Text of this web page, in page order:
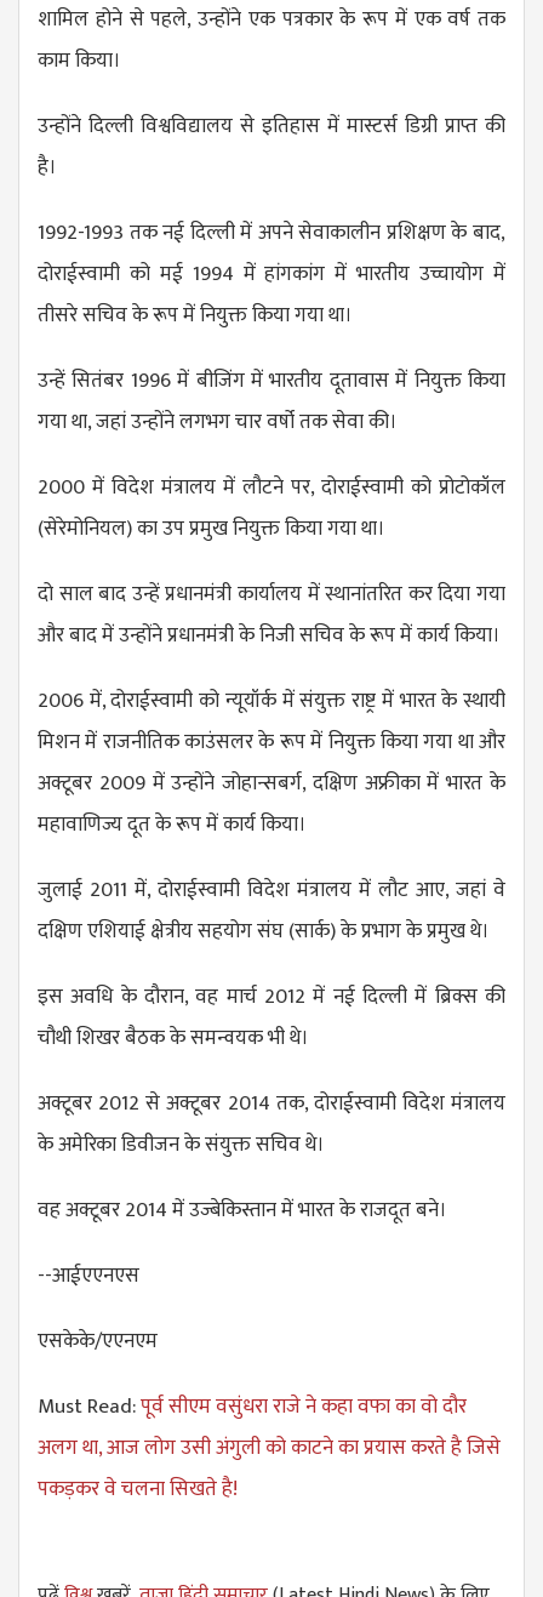
शामिल होने से पहले, उन्होंने एक पत्रकार के रूप में एक वर्ष तक
काम किया।
उन्होंने दिल्ली विश्वविद्यालय से इतिहास में मास्टर्स डिग्री प्राप्त की
है।
1992-1993 तक नई दिल्ली में अपने सेवाकालीन प्रशिक्षण के बाद,
दोराईस्वामी को मई 1994 में हांगकांग में भारतीय उच्चायोग में
तीसरे सचिव के रूप में नियुक्त किया गया था।
उन्हें सितंबर 1996 में बीजिंग में भारतीय दूतावास में नियुक्त किया
गया था, जहां उन्होंने लगभग चार वर्षो तक सेवा की।
2000 में विदेश मंत्रालय में लौटने पर, दोराईस्वामी को प्रोटोकॉल
(सेरेमोनियल) का उप प्रमुख नियुक्त किया गया था।
दो साल बाद उन्हें प्रधानमंत्री कार्यालय में स्थानांतरित कर दिया गया
और बाद में उन्होंने प्रधानमंत्री के निजी सचिव के रूप में कार्य किया।
2006 में, दोराईस्वामी को न्यूयॉर्क में संयुक्त राष्ट्र में भारत के स्थायी
मिशन में राजनीतिक काउंसलर के रूप में नियुक्त किया गया था और
अक्टूबर 2009 में उन्होंने जोहान्सबर्ग, दक्षिण अफ्रीका में भारत के
महावाणिज्य दूत के रूप में कार्य किया।
जुलाई 2011 में, दोराईस्वामी विदेश मंत्रालय में लौट आए, जहां वे
दक्षिण एशियाई क्षेत्रीय सहयोग संघ (सार्क) के प्रभाग के प्रमुख थे।
इस अवधि के दौरान, वह मार्च 2012 में नई दिल्ली में ब्रिक्स की
चौथी शिखर बैठक के समन्वयक भी थे।
अक्टूबर 2012 से अक्टूबर 2014 तक, दोराईस्वामी विदेश मंत्रालय
के अमेरिका डिवीजन के संयुक्त सचिव थे।
वह अक्टूबर 2014 में उज्बेकिस्तान में भारत के राजदूत बने।
--आईएएनएस
एसकेके/एएनएम
Must Read:पूर्व सीएम वसुंधरा राजे ने कहा वफा का वो दौर
अलग था, आज लोग उसी अंगुली को काटने का प्रयास करते है जिसे
पकड़कर वे चलना सिखते है!